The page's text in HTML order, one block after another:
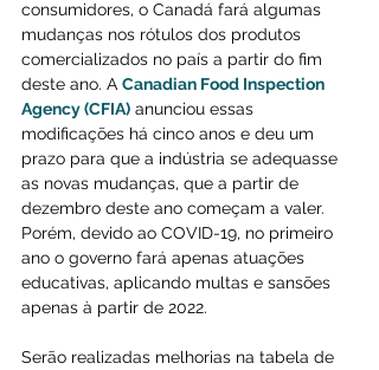
consumidores, o Canadá fará algumas
mudanças nos rótulos dos produtos
comercializados no país a partir do fim
deste ano. A Canadian Food Inspection
Agency (CFIA) anunciou essas
modificações há cinco anos e deu um
prazo para que a indústria se adequasse
as novas mudanças, que a partir de
dezembro deste ano começam a valer.
Porém, devido ao COVID-19, no primeiro
ano o governo fará apenas atuações
educativas, aplicando multas e sansões
apenas à partir de 2022.
Serão realizadas melhorias na tabela de